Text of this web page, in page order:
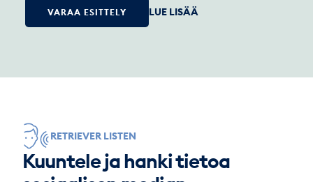
VARAA ESITTELY LUE LISÄÄ
RETRIEVER LISTEN
Kuuntele ja hanki tietoa